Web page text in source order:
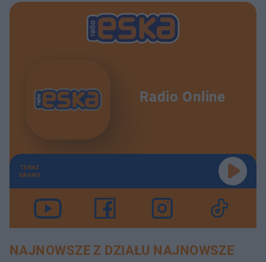
Radio Online
TERAZ
GRAMY
NAJNOWSZE Z DZIAŁU NAJNOWSZE